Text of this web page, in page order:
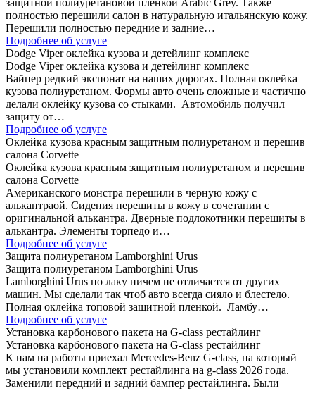
защитной полиуретановой пленкой Arabic Grey. Также
полностью перешили салон в натуральную итальянскую кожу.
Перешили полностью передние и задние…
Подробнее об услуге
Dodge Viper оклейка кузова и детейлинг комплекс
Dodge Viper оклейка кузова и детейлинг комплекс
Вайпер редкий экспонат на наших дорогах. Полная оклейка
кузова полиуретаном. Формы авто очень сложные и частично
делали оклейку кузова со стыками. Автомобиль получил
защиту от…
Подробнее об услуге
Оклейка кузова красным защитным полиуретаном и перешив
салона Corvette
Оклейка кузова красным защитным полиуретаном и перешив
салона Corvette
Американского монстра перешили в черную кожу с
алькантраой. Сидения перешиты в кожу в сочетании с
оригинальной алькантра. Дверные подлокотники перешиты в
алькантра. Элементы торпедо и…
Подробнее об услуге
Защита полиуретаном Lamborghini Urus
Защита полиуретаном Lamborghini Urus
Lamborghini Urus по лаку ничем не отличается от других
машин. Мы сделали так чтоб авто всегда сияло и блестело.
Полная оклейка топовой защитной пленкой. Ламбу…
Подробнее об услуге
Установка карбонового пакета на G-class рестайлинг
Установка карбонового пакета на G-class рестайлинг
К нам на работы приехал Mercedes-Benz G-class, на который
мы установили комплект рестайлинга на g-class 2026 года.
Заменили передний и задний бампер рестайлинга. Были